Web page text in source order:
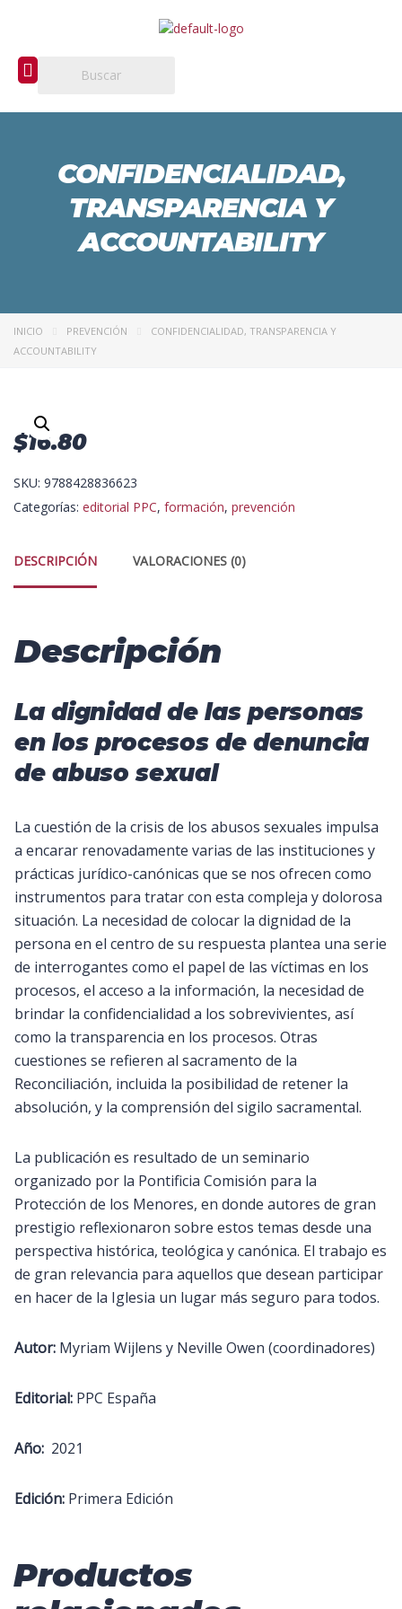
CONFIDENCIALIDAD,
TRANSPARENCIA Y
ACCOUNTABILITY
INICIO PREVENCIÓN
CONFIDENCIALIDAD, TRANSPARENCIA Y
ACCOUNTABILITY
$16.80
SKU: 9788428836623
Categorías: editorial PPC, formación, prevención
DESCRIPCIÓN VALORACIONES (0)
Descripción
La dignidad de las personas
en los procesos de denuncia
de abuso sexual
La cuestión de la crisis de los abusos sexuales impulsa
a encarar renovadamente varias de las instituciones y
prácticas jurídico-canónicas que se nos ofrecen como
instrumentos para tratar con esta compleja y dolorosa
situación. La necesidad de colocar la dignidad de la
persona en el centro de su respuesta plantea una serie
de interrogantes como el papel de las víctimas en los
procesos, el acceso a la información, la necesidad de
brindar la confidencialidad a los sobrevivientes, así
como la transparencia en los procesos. Otras
cuestiones se refieren al sacramento de la
Reconciliación, incluida la posibilidad de retener la
absolución, y la comprensión del sigilo sacramental.
La publicación es resultado de un seminario
organizado por la Pontificia Comisión para la
Protección de los Menores, en donde autores de gran
prestigio reflexionaron sobre estos temas desde una
perspectiva histórica, teológica y canónica. El trabajo es
de gran relevancia para aquellos que desean participar
en hacer de la Iglesia un lugar más seguro para todos.
Autor: Myriam Wijlens y Neville Owen (coordinadores)
Editorial: PPC España
Año: 2021
Edición: Primera Edición
Productos